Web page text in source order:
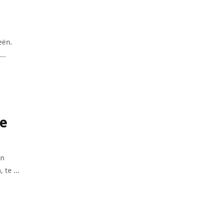
te ...